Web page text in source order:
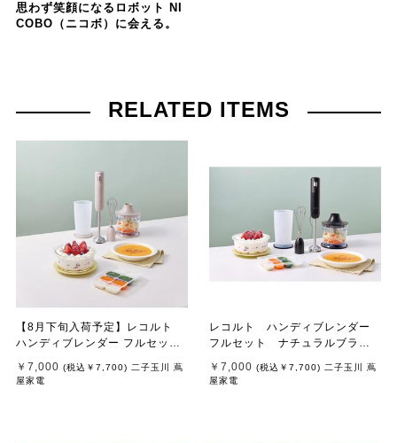
思わず笑顔になるロボット NI
COBO（ニコボ）に会える。
RELATED ITEMS
【8月下旬入荷予定】レコルト
ハンディブレンダー フルセッ
￥7,000 (税込 ￥7,700) 二子玉川 蔦
屋家電
レコルト ハンディブレンダー
フルセット ナチュラルブラッ
￥7,000 (税込 ￥7,700) 二子玉川 蔦
屋家電